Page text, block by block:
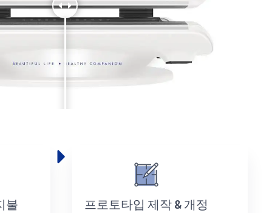
불 프로토타입 제작 & 개정